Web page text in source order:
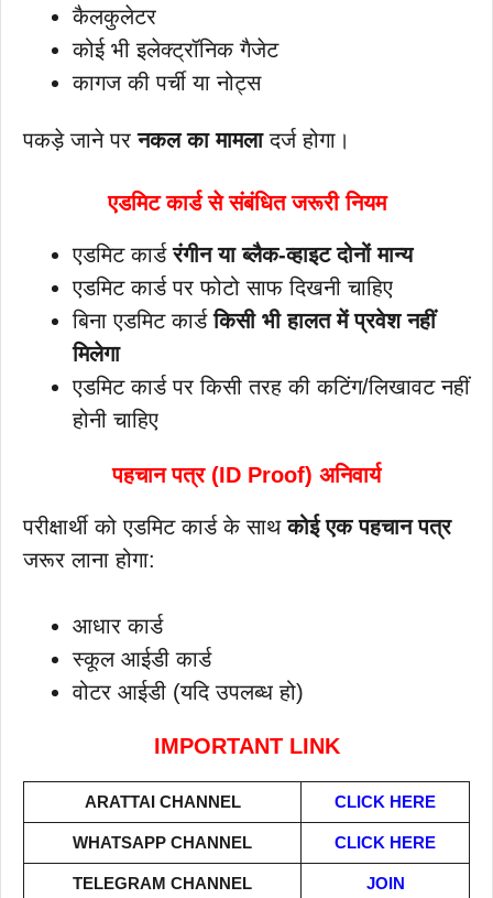
कैलकुलेटर
कोई भी इलेक्ट्रॉनिक गैजेट
कागज की पर्ची या नोट्स
पकड़े जाने परनकल का मामलादर्ज होगा।
एडमिट कार्ड से संबंधित जरूरी नियम
एडमिट कार्डरंगीन या ब्लैक-व्हाइट दोनों मान्य
एडमिट कार्ड पर फोटो साफ दिखनी चाहिए
बिना एडमिट कार्डकिसी भी हालत में प्रवेश नहीं
मिलेगा
एडमिट कार्ड पर किसी तरह की कटिंग/लिखावट नहीं
होनी चाहिए
पहचान पत्र (ID Proof) अनिवार्य
परीक्षार्थी को एडमिट कार्ड के साथकोई एक पहचान पत्र
जरूर लाना होगा:
आधार कार्ड
स्कूल आईडी कार्ड
वोटर आईडी (यदि उपलब्ध हो)
IMPORTANT LINK
ARATTAI CHANNEL CLICK HERE
WHATSAPP CHANNEL CLICK HERE
TELEGRAM CHANNEL JOIN